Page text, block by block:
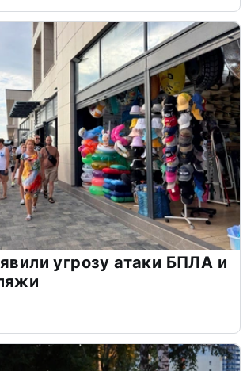
угрозу атаки БПЛА и